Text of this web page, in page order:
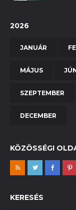
2026
JANUÁR
MÁJUS
SZEPTEMBER
DECEMBER
KÖZÖSSÉGI
KERESÉS